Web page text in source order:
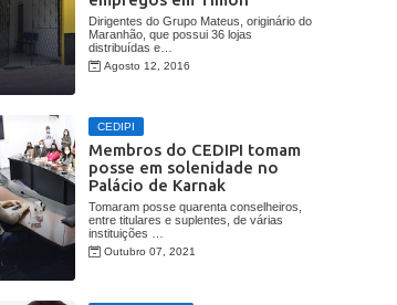
Dirigentes do Grupo Mateus, originário do
Maranhão, que possui 36 lojas
distribuídas e…
Agosto 12, 2016
CEDIPI
Membros do CEDIPI tomam
posse em solenidade no
Palácio de Karnak
Tomaram posse quarenta conselheiros,
entre titulares e suplentes, de várias
instituições …
Outubro 07, 2021